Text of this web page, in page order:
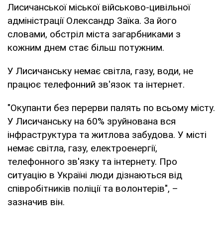
Лисичанської міської військово-цивільної
адміністрації Олександр Заїка. За його
словами, обстріл міста загарбниками з
кожним днем стає більш потужним.
У Лисичанську немає світла, газу, води, не
працює телефонний зв'язок та інтернет.
"Окупанти без перерви палять по всьому місту.
У Лисичанську на 60% зруйнована вся
інфраструктура та житлова забудова. У місті
немає світла, газу, електроенергії,
телефонного зв'язку та інтернету. Про
ситуацію в Україні люди дізнаються від
співробітників поліції та волонтерів", –
зазначив він.